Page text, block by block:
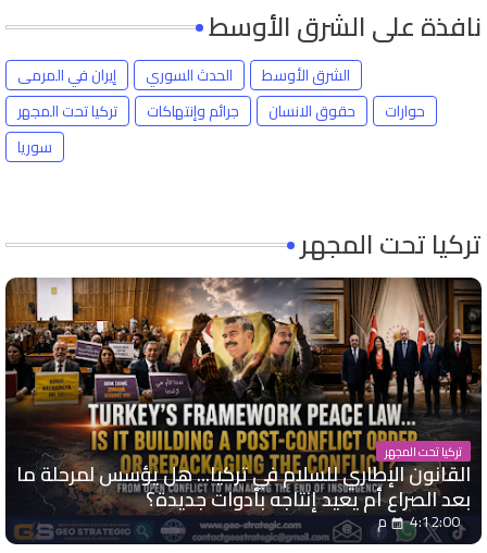
نافذة على الشرق الأوسط
إيران في المرمى الحدث السوري
الشرق الأوسط
تركيا تحت المجهر
جرائم وإنتهاكات حقوق الانسان
حوارات
سوريا
تركيا تحت المجهر
تركيا تحت المجهر
القانون الإطاري للسلام في تركيا... هل يؤسس لمرحلة ما
بعد الصراع أم يعيد إنتاجه بأدوات جديدة؟
4:12:00 م